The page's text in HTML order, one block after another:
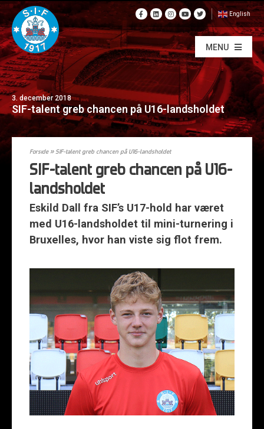
English
MENU
3. december 2018
SIF-talent greb chancen på U16-landsholdet
Forside»SIF-talent greb chancen på U16-landsholdet
SIF-talent greb chancen på U16-
landsholdet
Eskild Dall fra SIF’s U17-hold har været
med U16-landsholdet til mini-turnering i
Bruxelles, hvor han viste sig flot frem.